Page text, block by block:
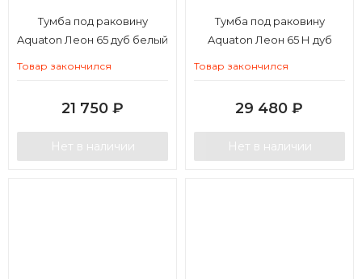
Тумба под раковину
Aquaton Леон 65 дуб белый
Товар закончился
21 750 ₽
Нет в наличии
Тумба под раковину
Aquaton Леон 65 Н дуб
Товар закончился
29 480 ₽
Нет в наличии